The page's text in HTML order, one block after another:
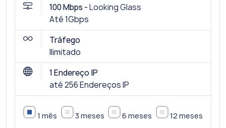
100 Mbps -Looking Glass
Até 1Gbps
Tráfego
Ilimitado
1 Endereço IP
até 256 Endereços IP
1 mês 3 meses 6 meses 12 meses